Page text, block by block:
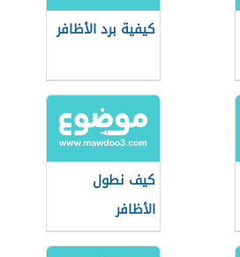
كيفية برد الأظافر
كيف نطول
الأظافر